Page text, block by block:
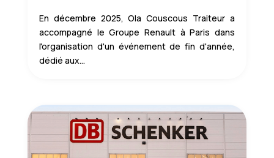
En décembre 2025, Ola Couscous Traiteur a
accompagné le Groupe Renault à Paris dans
l'organisation d'un événement de fin d'année,
dédié aux...